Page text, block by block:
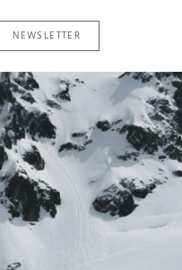
NEWSLETTER